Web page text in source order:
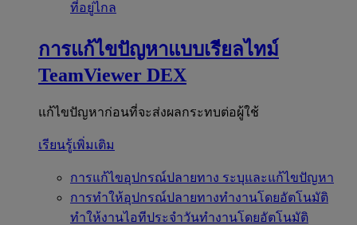
ที่อยู่ไกล
การแก้ไขปัญหาแบบเรียลไทม์
TeamViewer DEX
แก้ไขปัญหาก่อนที่จะส่งผลกระทบต่อผู้ใช้
เรียนรู้เพิ่มเติม
การแก้ไขอุปกรณ์ปลายทาง ระบุและแก้ไขปัญหา
การทำให้อุปกรณ์ปลายทางทำงานโดยอัตโนมัติ
ทำให้งานไอทีประจำวันทำงานโดยอัตโนมัติ